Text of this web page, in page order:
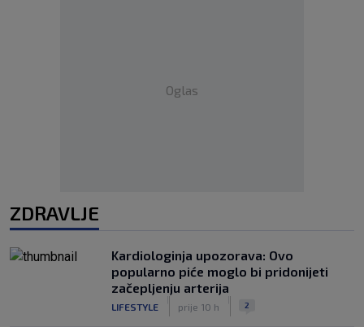
Oglas
ZDRAVLJE
Kardiologinja upozorava: Ovo
popularno piće moglo bi pridonijeti
začepljenju arterija
LIFESTYLE prije 10 h 2